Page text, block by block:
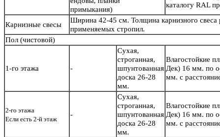
примыкания)
каталогу RAL
Карнизные свесы
Ширина 42-45 см. Толщина карнизного свеса
применяемых стропил.
Пол (чистовой)
1-го этажа -
Сухая,
строганная,
шпунтованная
доска 26-28
мм.
Влагостойкие
Дек) 16 мм. по
мм. с
2-го этажа
Если есть 2-й этаж
-
Сухая,
строганная,
шпунтованная
доска 26-28
мм.
Влагостойкие
Дек) 16 мм. по
мм. с